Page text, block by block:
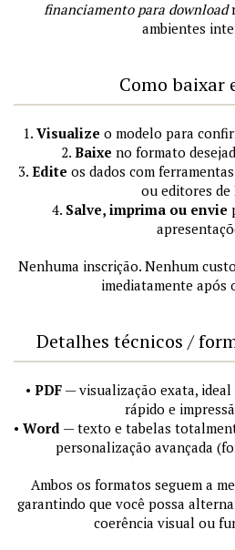
financiamento para download
ambientes
Como baixar
1. Visualize o modelo para
2. Baixe no formato
3. Edite os dados com
ou editores de
4. Salve, imprima ou envie
Nenhuma inscrição. Nenhum
imediatamente após
Detalhes técnicos /
• PDF — visualização exata,
rápido e
• Word — texto e tabelas
personalização avançada
Ambos os formatos seguem a
garantindo que você possa
coerência visual ou